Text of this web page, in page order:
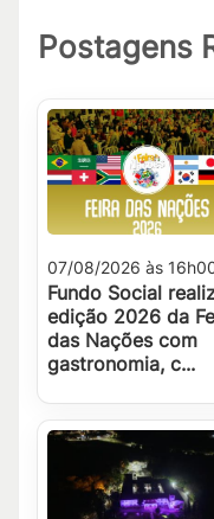
Postagens
07/08/2026 às
Fundo Social
edição 2026 da
das Nações com
gastronomia, c...